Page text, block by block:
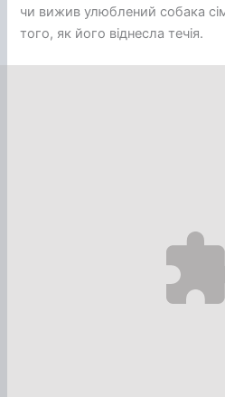
чи вижив улюблений собака
того, як його віднесла течія.